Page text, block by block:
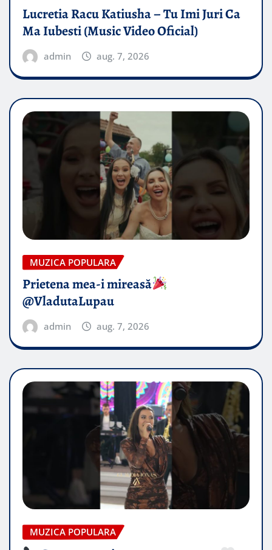
Lucretia Racu Katiusha – Tu Imi Juri Ca
Ma Iubesti (Music Video Oficial)
admin aug. 7, 2026
MUZICA POPULARA
Prietena mea-i mireasă​
@VladutaLupau
admin aug. 7, 2026
MUZICA POPULARA